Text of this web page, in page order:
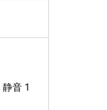
音 1